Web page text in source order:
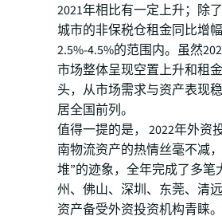
2021年相比有一定上升；除
城市的非保税仓租金同比增
2.5%-4.5%的范围内。虽然
市场整体呈现空置上升和租
头，从市场需求与资产表现
居全国前列。
值得一提的是， 2022年外资
南物流资产的热情丝毫不减
堆”的迹象，全年完成了多笔
州、佛山、深圳、东莞、清
资产备受外资投资机构青睐